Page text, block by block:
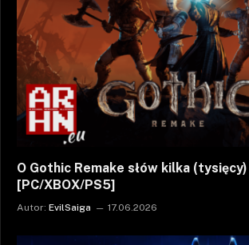
O Gothic Remake słów kilka (tysięcy)
[PC/XBOX/PS5]
Autor: EvilSaiga 17.06.2026